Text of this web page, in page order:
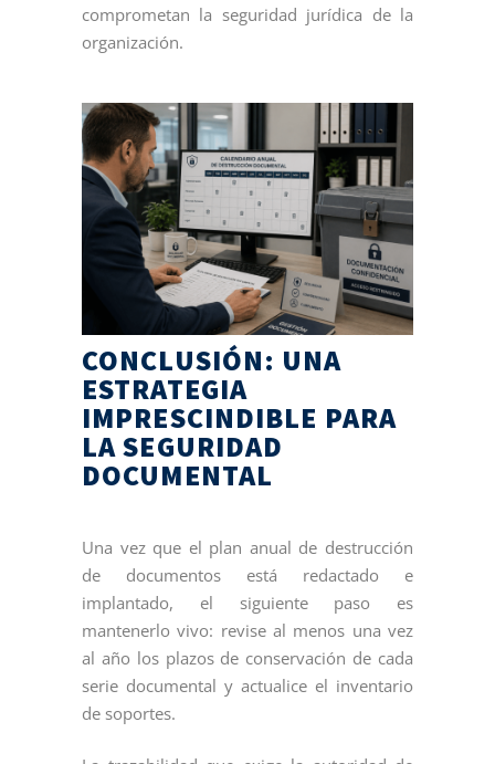
comprometan la seguridad jurídica de la
organización.
CONCLUSIÓN: UNA
ESTRATEGIA
IMPRESCINDIBLE PARA
LA SEGURIDAD
DOCUMENTAL
Una vez que el plan anual de destrucción
de documentos está redactado e
implantado, el siguiente paso es
mantenerlo vivo: revise al menos una vez
al año los plazos de conservación de cada
serie documental y actualice el inventario
de soportes.